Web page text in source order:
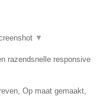
▼
razendsnelle responsive
Op maat gemaakt,